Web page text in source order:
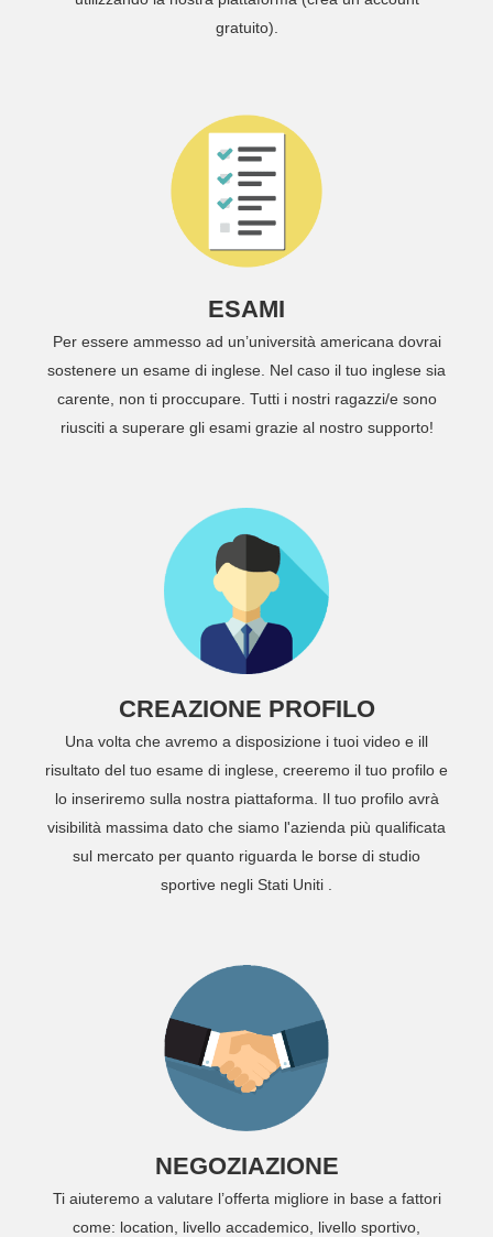
gratuito).
ESAMI
Per essere ammesso ad un’università americana dovrai
sostenere un esame di inglese. Nel caso il tuo inglese sia
carente, non ti proccupare. Tutti i nostri ragazzi/e sono
riusciti a superare gli esami grazie al nostro supporto!
CREAZIONE PROFILO
Una volta che avremo a disposizione i tuoi video e ill
risultato del tuo esame di inglese, creeremo il tuo profilo e
lo inseriremo sulla nostra piattaforma. Il tuo profilo avrà
visibilità massima dato che siamo l'azienda più qualificata
sul mercato per quanto riguarda le borse di studio
sportive negli Stati Uniti .
NEGOZIAZIONE
Ti aiuteremo a valutare l’offerta migliore in base a fattori
come: location, livello accademico, livello sportivo,